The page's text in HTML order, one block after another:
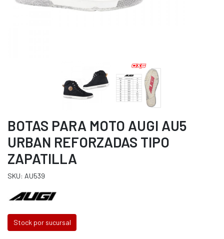
BOTAS PARA MOTO AUGI AU5
URBAN REFORZADAS TIPO
ZAPATILLA
SKU: AU539
Stock por sucursal